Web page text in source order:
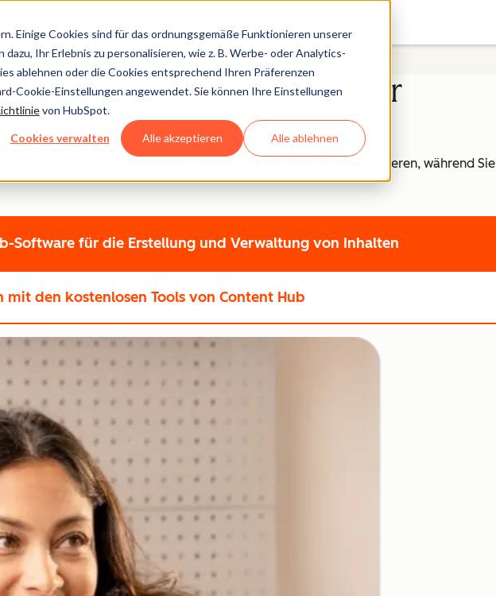
Einige Cookies sind für das ordnungsgemäße Funktionieren unserer
Ihr Erlebnis zu personalisieren, wie z. B. Werbe- oder Analytics-
ablehnen oder die Cookies entsprechend Ihren Präferenzen
Cookie-Einstellungen angewendet. Sie können Ihre Einstellungen
von HubSpot.
Cookies verwalten Alle akzeptieren Alle ablehnen
mit einer
Hub, um den Mehrwert zu steigern und Workflows zu optimieren, während Sie
Software für die Erstellung und Verwaltung von Inhalten
mit den kostenlosen Tools von Content Hub